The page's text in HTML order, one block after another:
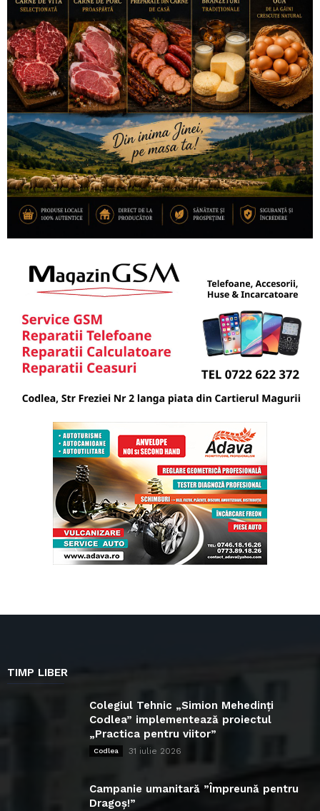
TIMP LIBER
Colegiul Tehnic „Simion Mehedinți
Codlea” implementează proiectul
„Practica pentru viitor”
Codlea 31 iulie 2026
Campanie umanitară ”Împreună pentru
Dragoș!”